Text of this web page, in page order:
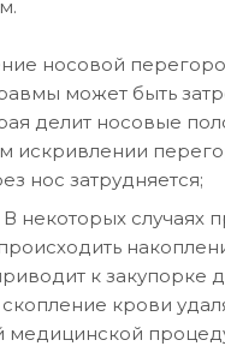
носовой
может быть
делит носовые
искривлении
нос затрудняется;
В некоторых случаях
к закупорке
скопление крови
медицинской